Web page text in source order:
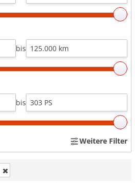
bis
bis
Weitere Filter